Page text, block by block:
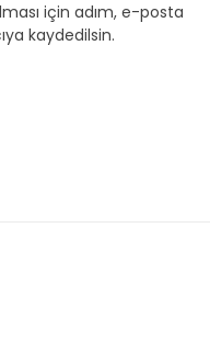
için adım, e-posta
kaydedilsin.